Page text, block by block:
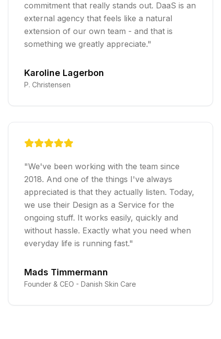
commitment that really stands out. DaaS is an
external agency that feels like a natural
extension of our own team - and that is
something we greatly appreciate."
Karoline Lagerbon
P. Christensen
"We've been working with the team since
2018. And one of the things I've always
appreciated is that they actually listen. Today,
we use their Design as a Service for the
ongoing stuff. It works easily, quickly and
without hassle. Exactly what you need when
everyday life is running fast."
Mads Timmermann
Founder & CEO - Danish Skin Care